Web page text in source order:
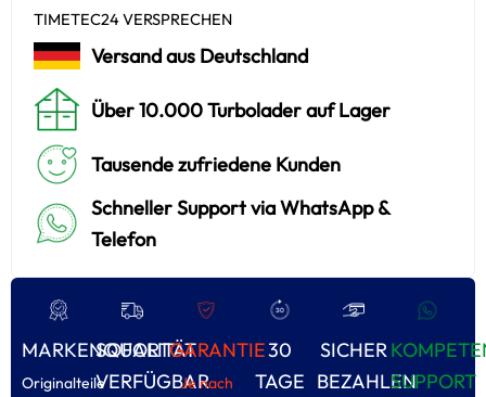
TIMETEC24 VERSPRECHEN
Versand aus Deutschland
Über 10.000 Turbolader auf Lager
Tausende zufriedene Kunden
Schneller Support via WhatsApp &
Telefon
MARKENQUALITÄT
Originalteile
SOFORT
VERFÜGBAR
GARANTIE
Je nach
30
TAGE
SICHER
BEZAHLENSUPPORT